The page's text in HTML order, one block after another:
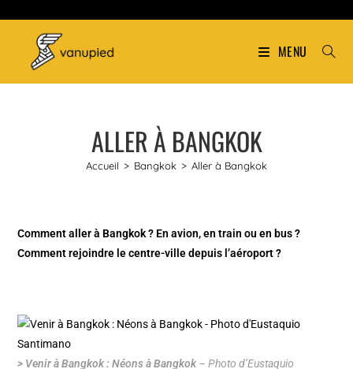
MENU
ALLER À BANGKOK
Accueil > Bangkok > Aller à Bangkok
Comment aller à Bangkok ? En avion, en train ou en bus ?
Comment rejoindre le centre-ville depuis l’aéroport ?
> Venir à Bangkok : Néons à Bangkok– Photo d’Eustaquio